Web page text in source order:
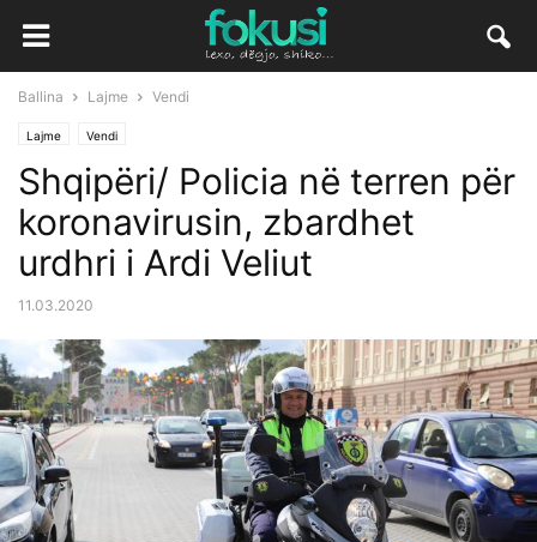
Ballina Lajme Vendi
Lajme Vendi
Shqipëri/ Policia në terren për
koronavirusin, zbardhet
urdhri i Ardi Veliut
11.03.2020